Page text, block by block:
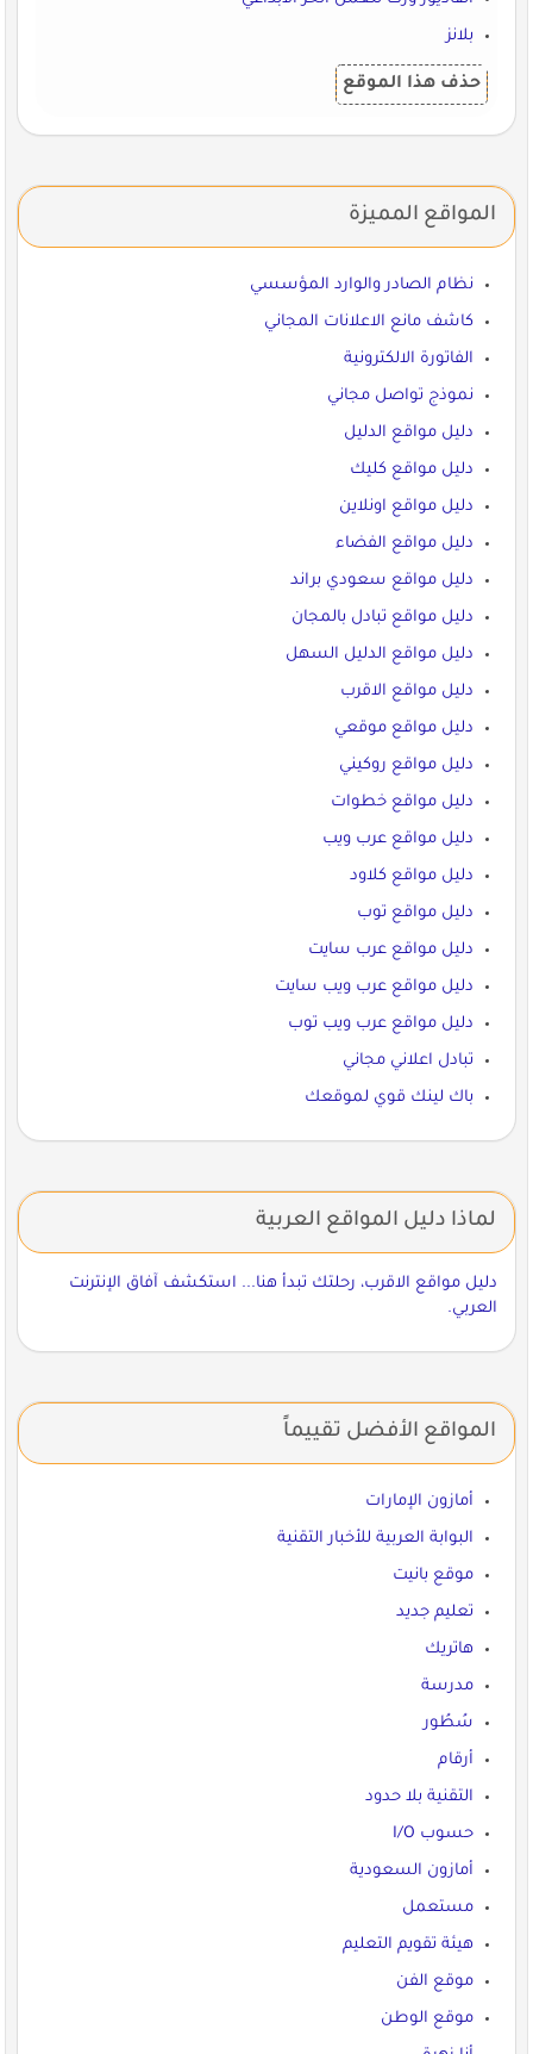
بلانز
حذف هذا الموقع
المواقع المميزة
نظام الصادر والوارد المؤسسي
كاشف مانع الاعلانات المجاني
الفاتورة الالكترونية
نموذج تواصل مجاني
دليل مواقع الدليل
دليل مواقع كليك
دليل مواقع اونلاين
دليل مواقع الفضاء
دليل مواقع سعودي براند
دليل مواقع تبادل بالمجان
دليل مواقع الدليل السهل
دليل مواقع الاقرب
دليل مواقع موقعي
دليل مواقع روكيني
دليل مواقع خطوات
دليل مواقع عرب ويب
دليل مواقع كلاود
دليل مواقع توب
دليل مواقع عرب سايت
دليل مواقع عرب ويب سايت
دليل مواقع عرب ويب توب
تبادل اعلاني مجاني
باك لينك قوي لموقعك
لماذا دليل المواقع العربية
دليل مواقع الاقرب، رحلتك تبدأ هنا... استكشف آفاق الإنترنت
العربي.
المواقع الأفضل تقييماً
أمازون الإمارات
البوابة العربية للأخبار التقنية
موقع بانيت
تعليم جديد
هاتريك
مدرسة
سُطُور
أرقام
التقنية بلا حدود
حسوب I/O
أمازون السعودية
مستعمل
هيئة تقويم التعليم
موقع الفن
موقع الوطن